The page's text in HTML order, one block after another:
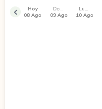
Hoy
08 Ago
Domingo
09 Ago
Lunes
10 Ago